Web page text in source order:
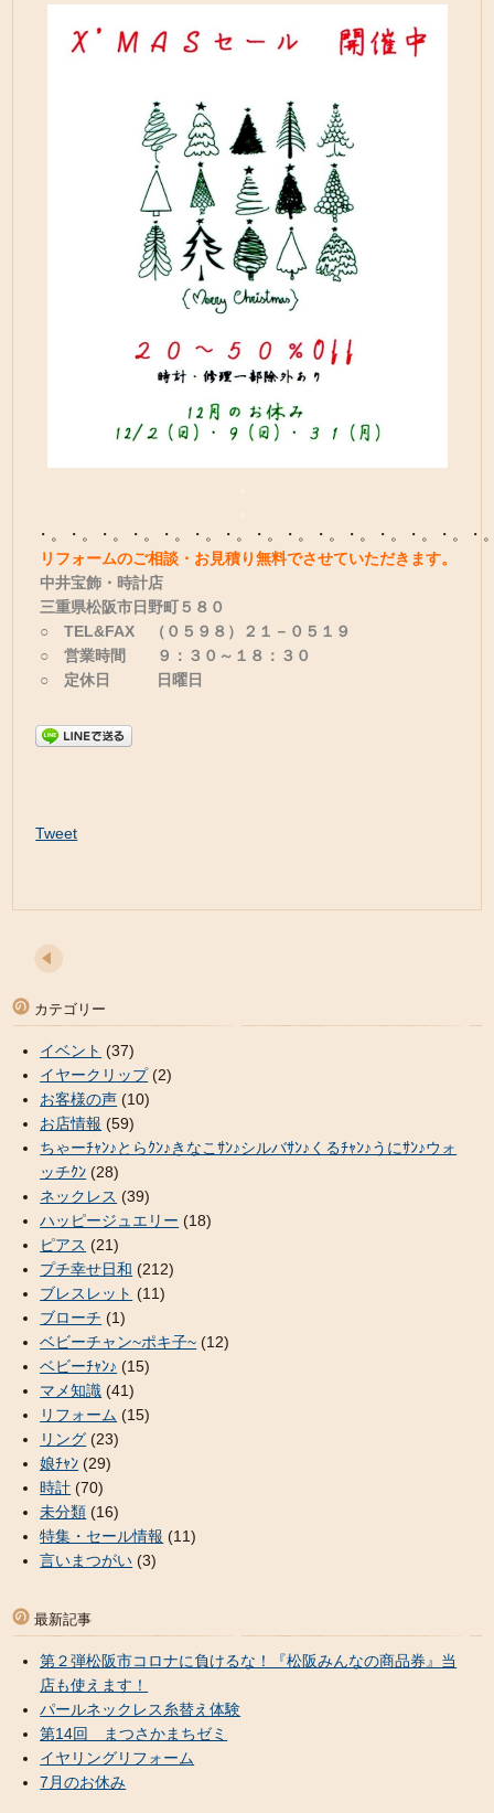
・。・。・。・。・。・。・。・。・。・。・。・。・。・。・
リフォームのご相談・お見積り無料でさせていただきます。
中井宝飾・時計店
三重県松阪市日野町５８０
○ TEL&FAX （０５９８）２１－０５１９
○ 営業時間 ９：３０～１８：３０
○ 定休日 日曜日
Tweet
カテゴリー
イベント (37)
イヤークリップ(2)
お客様の声 (10)
お店情報 (59)
ちゃーﾁｬﾝ♪とらｸﾝ♪きなこｻﾝ♪シルバｻﾝ♪くるﾁｬﾝ♪うにｻﾝ♪ウォ
ッチｸﾝ (28)
ネックレス (39)
ハッピージュエリー (18)
ピアス (21)
プチ幸せ日和 (212)
ブレスレット (11)
ブローチ (1)
ベビーチャン~ポキ子~ (12)
ベビーﾁｬﾝ♪ (15)
マメ知識 (41)
リフォーム (15)
リング (23)
娘ﾁｬﾝ (29)
時計 (70)
未分類 (16)
特集・セール情報 (11)
言いまつがい (3)
最新記事
第２弾松阪市コロナに負けるな！『松阪みんなの商品券』当
店も使えます！
パールネックレス糸替え体験
第14回 まつさかまちゼミ
イヤリングリフォーム
7月のお休み